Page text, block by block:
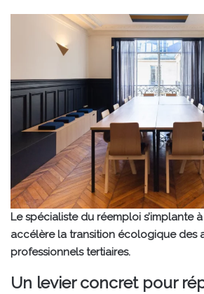
Le spécialiste du réemploi s’implante
accélère la transition écologique des
professionnels tertiaires.
Un levier concret pour